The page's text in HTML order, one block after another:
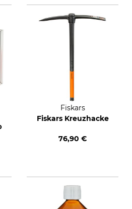
Fiskars
Fiskars Kreuzhacke
76,90 €